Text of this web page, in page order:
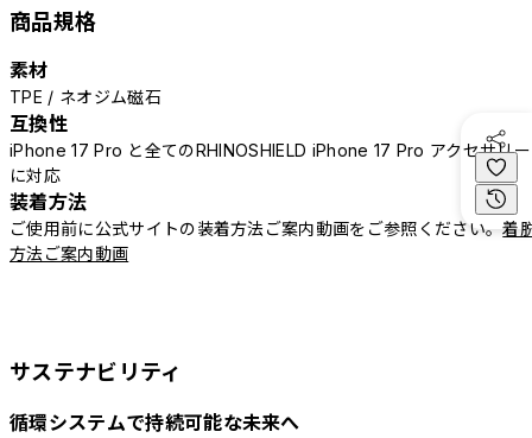
商品規格
素材
TPE / ネオジム磁石
互換性
iPhone 17 Pro と全てのRHINOSHIELD iPhone 17 Pro アクセサリー
に対応
装着方法
ご使用前に公式サイトの装着方法ご案内動画をご参照ください。着
方法ご案内動画
サステナビリティ
循環システムで持続可能な未来へ